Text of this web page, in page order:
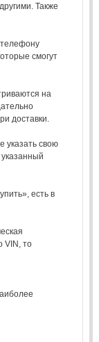
Также
смогут
на
доставки.
указать свою
указанный
есть в
VIN, то